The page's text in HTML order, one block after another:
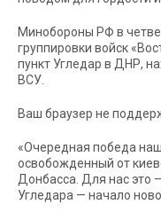
Минобороны РФ в
группировки войск
пункт Угледар в ДНР,
ВСУ.
Ваш браузер не
«Очередная победа
освобожденный от
Донбасса. Для нас это
Угледара — начало